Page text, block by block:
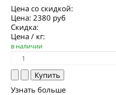
Цена со скидкой:
Цена:2380 руб
Скидка:
Цена / кг:
в наличии
Узнать больше